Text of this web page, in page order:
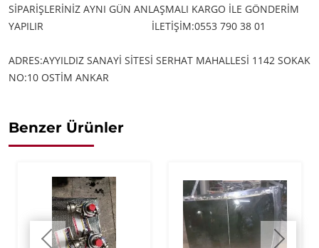
SİPARİŞLERİNİZ AYNI GÜN ANLAŞMALI KARGO İLE GÖNDERİM
YAPILIR
İLETİŞİM:0553 790 38 01
ADRES:AYYILDIZ SANAYİ SİTESİ SERHAT MAHALLESİ 1142 SOKAK
NO:10 OSTİM ANKAR
Benzer Ürünler